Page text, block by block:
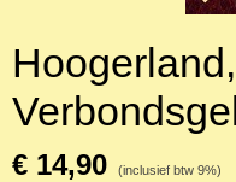
€ 14,90 (inclusief btw 9%)